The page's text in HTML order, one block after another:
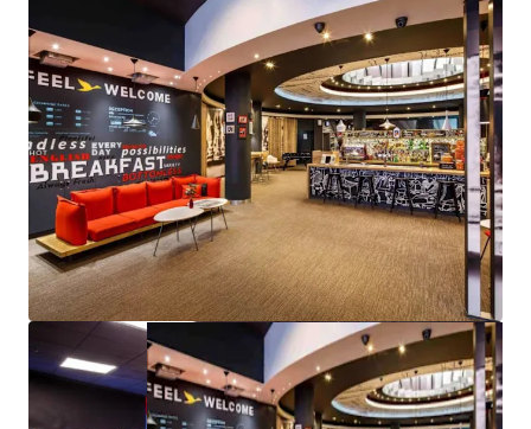
Sustainability strategy emphasising energy
efficiency enhancements across the portfolio.
The hotels are available as a portfolio, subgroup or
on an individual basis, appealing to tailored
investment strategies.